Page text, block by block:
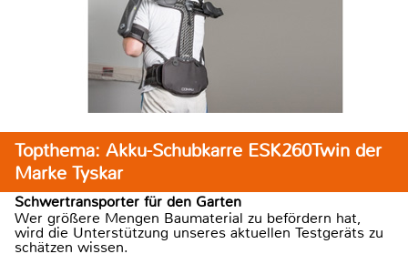
Topthema: Akku-Schubkarre ESK260Twin der
Marke Tyskar
Schwertransporter für den Garten
Wer größere Mengen Baumaterial zu befördern hat,
wird die Unterstützung unseres aktuellen Testgeräts zu
schätzen wissen.